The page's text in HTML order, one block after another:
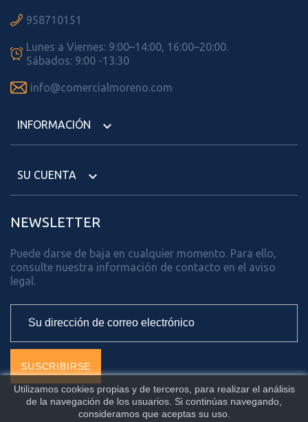
Utilizamos cookies propias y de terceros, para realizar el análisis
de la navegación de los usuarios. Si continúas navegando,
consideramos que aceptas su uso.
 958710151

Lunes a Viernes: 9:00–14:00, 16:00–20:00.
Sábados: 9:00 -13:30
 info@comercialmoreno.com
INFORMACIÓN 
SU CUENTA 
NEWSLETTER
Puede darse de baja en cualquier momento. Para ello,
consulte nuestra información de contacto en el aviso
legal.